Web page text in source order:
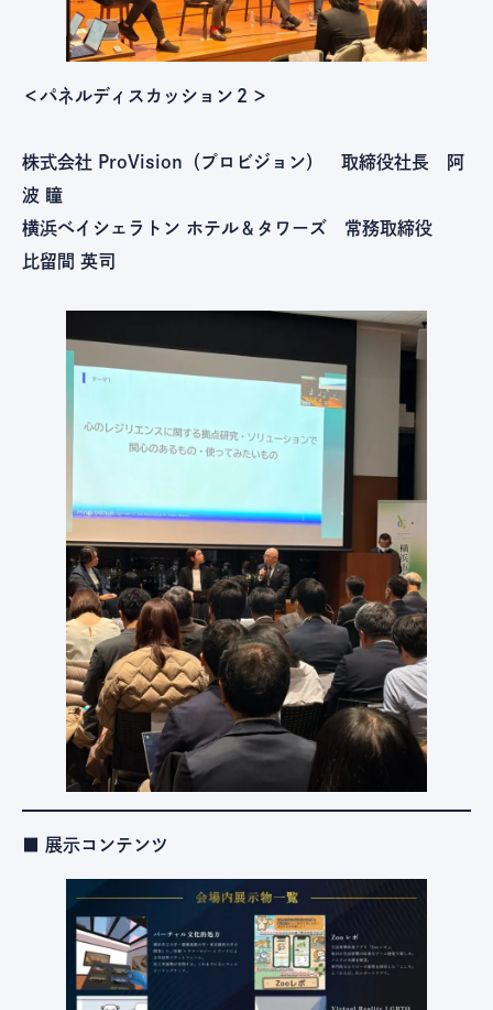
＜パネルディスカッション２＞
株式会社 ProVision（プロビジョン） 取締役社長 阿
波 瞳
横浜ベイシェラトン ホテル＆タワーズ 常務取締役
比留間 英司
■ 展示コンテンツ